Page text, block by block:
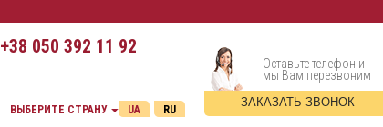
+38 050 392 11 92
Оставьте телефон и
мы Вам перезвоним
ЗАКАЗАТЬ ЗВОНОК
ВЫБЕРИТЕ СТРАНУ RU
UA